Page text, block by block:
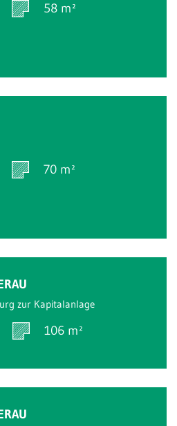
58 m²
70 m²
zur Kapitalanlage
106 m²